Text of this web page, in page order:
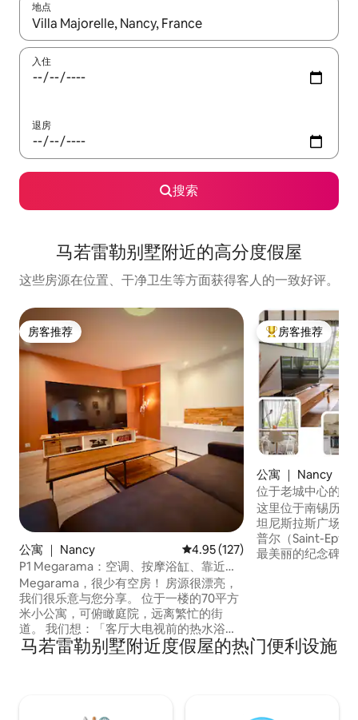
地点
如有搜索结果，请使用上下方向键查看，或通过点击或滑动手势
入住
退房
搜索
马若雷勒别墅附近的高分度假屋
这些房源在位置、干净卫生等方面获得客人的一致好评。
房客推荐
房客推荐
公寓 ｜ Nancy 平均评分 4.95 分（满分 5 分），
4.95 (127)
P1 Megarama：空调、按摩浴缸、靠近火
车站，身份证件核验！
Megarama，很少有空房！ 房源很漂亮，
我们很乐意与您分享。 位于一楼的70平方
米小公寓，可俯瞰庭院，远离繁忙的街
道。 我们想：「客厅大电视前的热水浴
缸，那太棒了！」我们做到了……但在小型
电影院前，对角线2.5米。 柔和、简单、无
热门「房客推荐」
房客推荐
公寓 ｜ Nancy
位于老城中心的宁
这里位于南锡历史
坦尼斯拉斯广场（
普尔（Saint-
最美丽的纪念碑仅
马若雷勒别墅附近度假屋的热门便利设施